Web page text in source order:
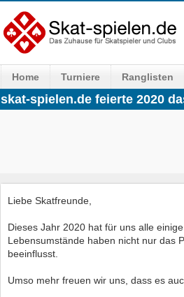
Home Turniere Ranglisten
skat-spielen.de feierte 2020
Liebe Skatfreunde,
Dieses Jahr 2020 hat für uns alle
Lebensumstände haben nicht nur das
beeinflusst.
Umso mehr freuen wir uns, dass es